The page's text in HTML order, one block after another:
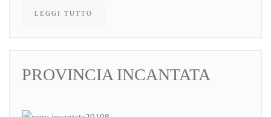
LEGGI TUTTO
PROVINCIA INCANTATA